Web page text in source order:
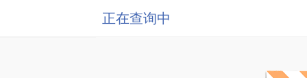
正在查询中